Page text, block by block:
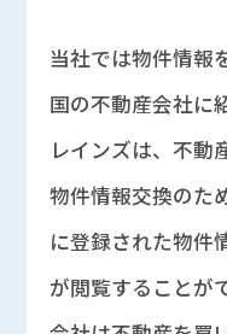
当社では物件情報
国の不動産会社に
レインズは、不動
物件情報交換のた
に登録された物件
が閲覧することが